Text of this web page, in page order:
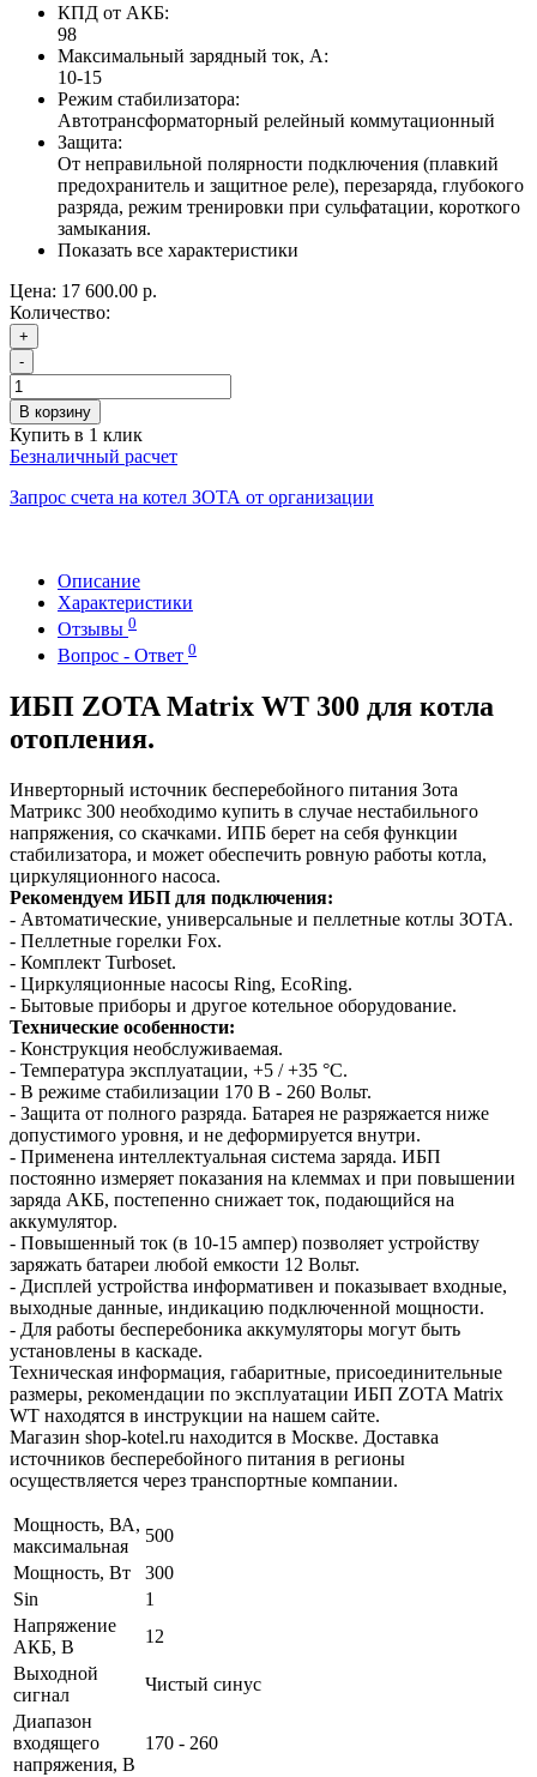
КПД от АКБ:
98
Максимальный зарядный ток, А:
10-15
Режим стабилизатора:
Автотрансформаторный релейный коммутационный
Защита:
От неправильной полярности подключения (плавкий
предохранитель и защитное реле), перезаряда, глубокого
разряда, режим тренировки при сульфатации, короткого
замыкания.
Показать все характеристики
Цена: 17 600.00 р.
Количество:
+
-
В корзину
Купить в 1 клик
Безналичный расчет
Запрос счета на котел ЗОТА от организации
Описание
Характеристики
Отзывы 0
Вопрос - Ответ 0
ИБП ZOTA Matrix WT 300 для котла
отопления.
Инверторный источник бесперебойного питания Зота
Матрикс 300 необходимо купить в случае нестабильного
напряжения, со скачками. ИПБ берет на себя функции
стабилизатора, и может обеспечить ровную работы котла,
циркуляционного насоса.
Рекомендуем ИБП для подключения:
- Автоматические, универсальные и пеллетные котлы ЗОТА.
- Пеллетные горелки Fox.
- Комплект Turboset.
- Циркуляционные насосы Ring, EcoRing.
- Бытовые приборы и другое котельное оборудование.
Технические особенности:
- Конструкция необслуживаемая.
- Температура эксплуатации, +5 / +35 °С.
- В режиме стабилизации 170 В - 260 Вольт.
- Защита от полного разряда. Батарея не разряжается ниже
допустимого уровня, и не деформируется внутри.
- Применена интеллектуальная система заряда. ИБП
постоянно измеряет показания на клеммах и при повышении
заряда АКБ, постепенно снижает ток, подающийся на
аккумулятор.
- Повышенный ток (в 10-15 ампер) позволяет устройству
заряжать батареи любой емкости 12 Вольт.
- Дисплей устройства информативен и показывает входные,
выходные данные, индикацию подключенной мощности.
- Для работы бесперебоника аккумуляторы могут быть
установлены в каскаде.
Техническая информация, габаритные, присоединительные
размеры, рекомендации по эксплуатации ИБП ZOTA Matrix
WT находятся в инструкции на нашем сайте.
Магазин shop-kotel.ru находится в Москве. Доставка
источников бесперебойного питания в регионы
осуществляется через транспортные компании.
Мощность, ВА,
максимальная
500
Мощность, Вт
300
Sin
1
Напряжение
АКБ, В
12
Выходной
сигнал
Чистый синус
Диапазон
входящего
напряжения, В
170 - 260